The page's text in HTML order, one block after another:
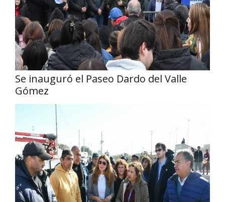
Se inauguró el Paseo Dardo del Valle
Gómez